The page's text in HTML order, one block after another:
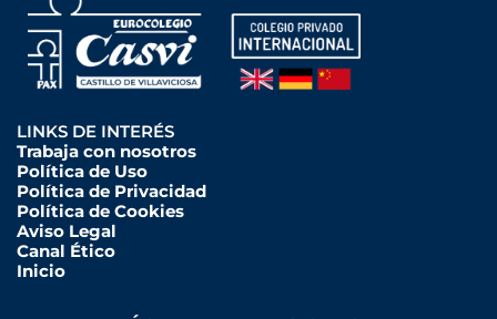
LINKS DE INTERÉS
Trabaja con nosotros
Política de Uso
Política de Privacidad
Política de Cookies
Aviso Legal
Canal Ético
Inicio